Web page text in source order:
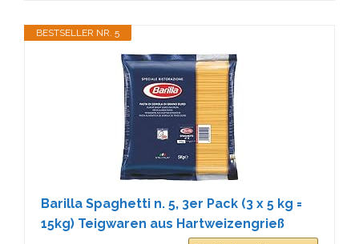
BESTSELLER NR. 5
Barilla Spaghetti n. 5, 3er Pack (3 x 5 kg =
15kg) Teigwaren aus Hartweizengrieß